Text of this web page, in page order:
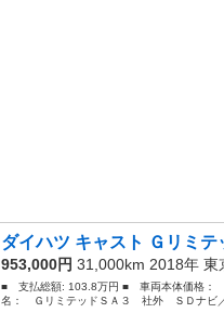
ダイハツ キャスト Ｇリミ
953,000円 31,000km 2018年 東
■ 支払総額: 103.8万円 ■ 車両本体価格
名： ＧリミテッドＳＡ３ 社外 ＳＤナビ／